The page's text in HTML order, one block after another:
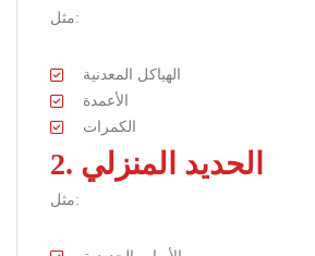
مثل:
الهياكل المعدنية
الأعمدة
الكمرات
2. الحديد المنزلي
مثل: